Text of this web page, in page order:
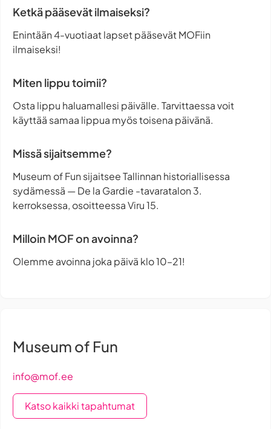
Ketkä pääsevät ilmaiseksi?
Enintään 4-vuotiaat lapset pääsevät MOFiin
ilmaiseksi!
Miten lippu toimii?
Osta lippu haluamallesi päivälle. Tarvittaessa voit
käyttää samaa lippua myös toisena päivänä.
Missä sijaitsemme?
Museum of Fun sijaitsee Tallinnan historiallisessa
sydämessä — De la Gardie -tavaratalon 3.
kerroksessa, osoitteessa Viru 15.
Milloin MOF on avoinna?
Olemme avoinna joka päivä klo 10–21!
Museum of Fun
info@mof.ee
Katso kaikki tapahtumat